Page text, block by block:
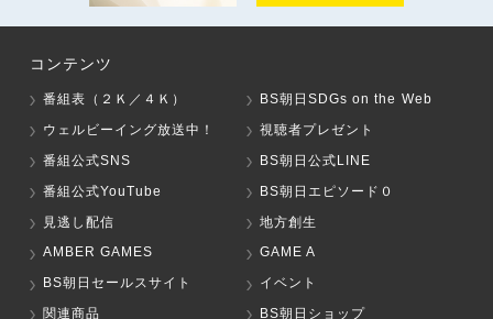
コンテンツ
番組表（２Ｋ／４Ｋ）
BS朝日SDGs on the Web
ウェルビーイング放送中！
視聴者プレゼント
番組公式SNS
BS朝日公式LINE
番組公式YouTube
BS朝日エピソード０
見逃し配信
地方創生
AMBER GAMES
GAME A
BS朝日セールスサイト
イベント
関連商品
BS朝日ショップ